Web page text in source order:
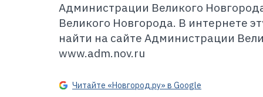
Администрации Великого
Великого Новгорода. В интернете
найти на сайте Администрации
www.adm.nov.ru
Читайте «Новгород.ру» в Google